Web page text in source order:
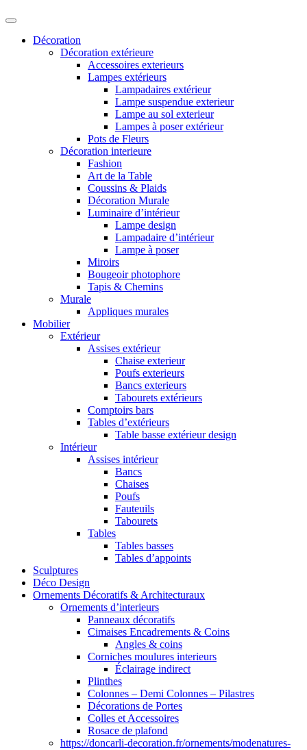
Décoration
Décoration extérieure
Accessoires exterieurs
Lampes extérieurs
Lampadaires extérieur
Lampe suspendue exterieur
Lampe au sol exterieur
Lampes à poser extérieur
Pots de Fleurs
Décoration interieure
Fashion
Art de la Table
Coussins & Plaids
Décoration Murale
Luminaire d’intérieur
Lampe design
Lampadaire d’intérieur
Lampe à poser
Miroirs
Bougeoir photophore
Tapis & Chemins
Murale
Appliques murales
Mobilier
Extérieur
Assises extérieur
Chaise exterieur
Poufs exterieurs
Bancs exterieurs
Tabourets extérieurs
Comptoirs bars
Tables d’extérieurs
Table basse extérieur design
Intérieur
Assises intérieur
Bancs
Chaises
Poufs
Fauteuils
Tabourets
Tables
Tables basses
Tables d’appoints
Sculptures
Déco Design
Ornements Décoratifs & Architecturaux
Ornements d’interieurs
Panneaux décoratifs
Cimaises Encadrements & Coins
Angles & coins
Corniches moulures interieurs
Éclairage indirect
Plinthes
Colonnes – Demi Colonnes – Pilastres
Décorations de Portes
Colles et Accessoires
Rosace de plafond
https://doncarli-decoration.fr/ornements/modenatures-